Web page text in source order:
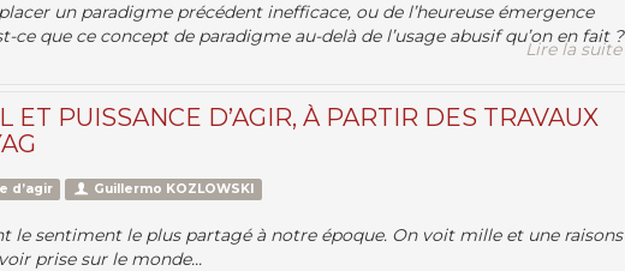
un paradigme précédent inefficace, ou de l’heureuse émergence
ce que ce concept de paradigme au-delà de l’usage abusif qu’on en fait ?
Lire la suite
ET PUISSANCE D’AGIR, À PARTIR DES TRAVAUX
d’agir Guillermo KOZLOWSKI
le sentiment le plus partagé à notre époque. On voit mille et une raisons
prise sur le monde...